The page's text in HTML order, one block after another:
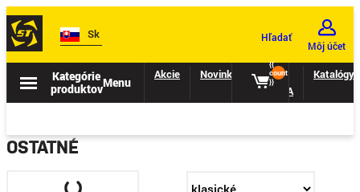
Sk Hľadať
Môj účet
{{
count
}}
Kategórie
produktovMenu
Akcie Novinky
II.
TRIEDA
Katalógy
OSTATNÉ